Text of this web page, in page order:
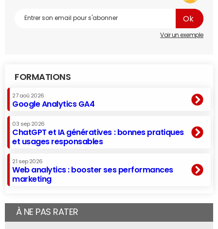
Voir un exemple
FORMATIONS
27 aoû 2026
Google Analytics GA4
03 sep 2026
ChatGPT et IA génératives : bonnes pratiques
et usages responsables
21 sep 2026
Web analytics : booster ses performances
marketing
À NE PAS RATER